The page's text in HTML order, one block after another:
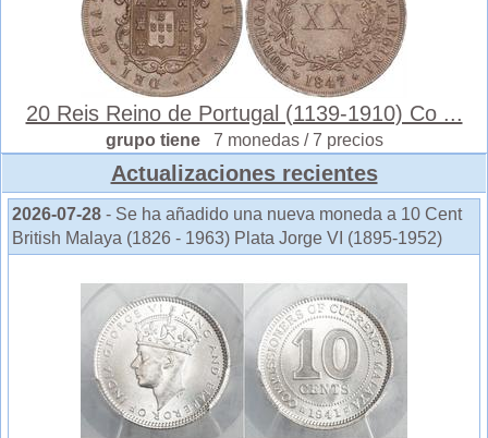
20 Reis Reino de Portugal (1139-1910) Co ...
grupo tiene 7 monedas / 7 precios
Actualizaciones recientes
2026-07-28 - Se ha añadido una nueva moneda a 10 Cent
British Malaya (1826 - 1963) Plata Jorge VI (1895-1952)